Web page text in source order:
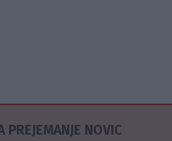
PREJEMANJE NOVIC